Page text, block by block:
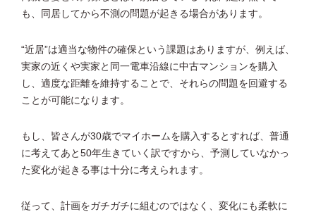
も、同居してから不測の問題が起きる場合があります。
“近居”は適当な物件の確保という課題はありますが、例えば、
実家の近くや実家と同一電車沿線に中古マンションを購入
し、適度な距離を維持することで、それらの問題を回避する
ことが可能になります。
もし、皆さんが30歳でマイホームを購入するとすれば、普通
に考えてあと50年生きていく訳ですから、予測していなかっ
た変化が起きる事は十分に考えられます。
従って、計画をガチガチに組むのではなく、変化にも柔軟に